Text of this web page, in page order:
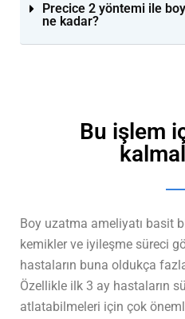
Precice 2 yöntemi ile
ne kadar?
Bu işlem
Boy uzatma ameliyatı basit
kemikler ve iyileşme süreci
hastaların buna oldukça
Özellikle ilk 3 ay hastaların
atlatabilmeleri için çok